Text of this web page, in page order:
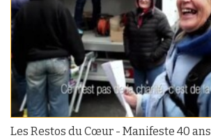
Les Restos du Cœur - Manifeste 40 ans